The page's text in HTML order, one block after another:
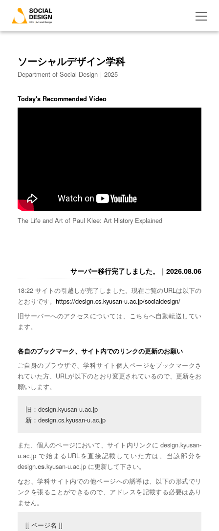
ソーシャルデザイン学科
Department of Social Design｜2025
Today's Recommended Video
The Life and Art of Paul Klee: Art History Explained
サーバー移行完了しました。｜2026.08.06
18:22 サイトの引越しが完了しました。現在ご覧のURLは以下の
とおりです。 https://design.cs.kyusan-u.ac.jp/socialdesign/
旧サーバーへのアクセスについては、こちらへ自動転送してい
ます。
各自のブックマーク、サイト内でのリンクの更新のお願い
ご自身のブラウザで、学科サイト個人ページをブックマークさ
れていた方、URLが以下のとおり変更されているので、更新をお
願いします。
旧：design.kyusan-u.ac.jp
新：design.cs.kyusan-u.ac.jp
また、個人のページにおいて、サイト内リンクに design.kyusan-
u.ac.jp で始まるURLを直接記載していた方は、当該部分を
design.cs.kyusan-u.ac.jp に更新して下さい。
なお、学科サイト内での他ページへの誘導は、以下の形式でリ
ンクを張ることができるので、アドレスを記載する必要はあり
ません。
[[ ページ名 ]]